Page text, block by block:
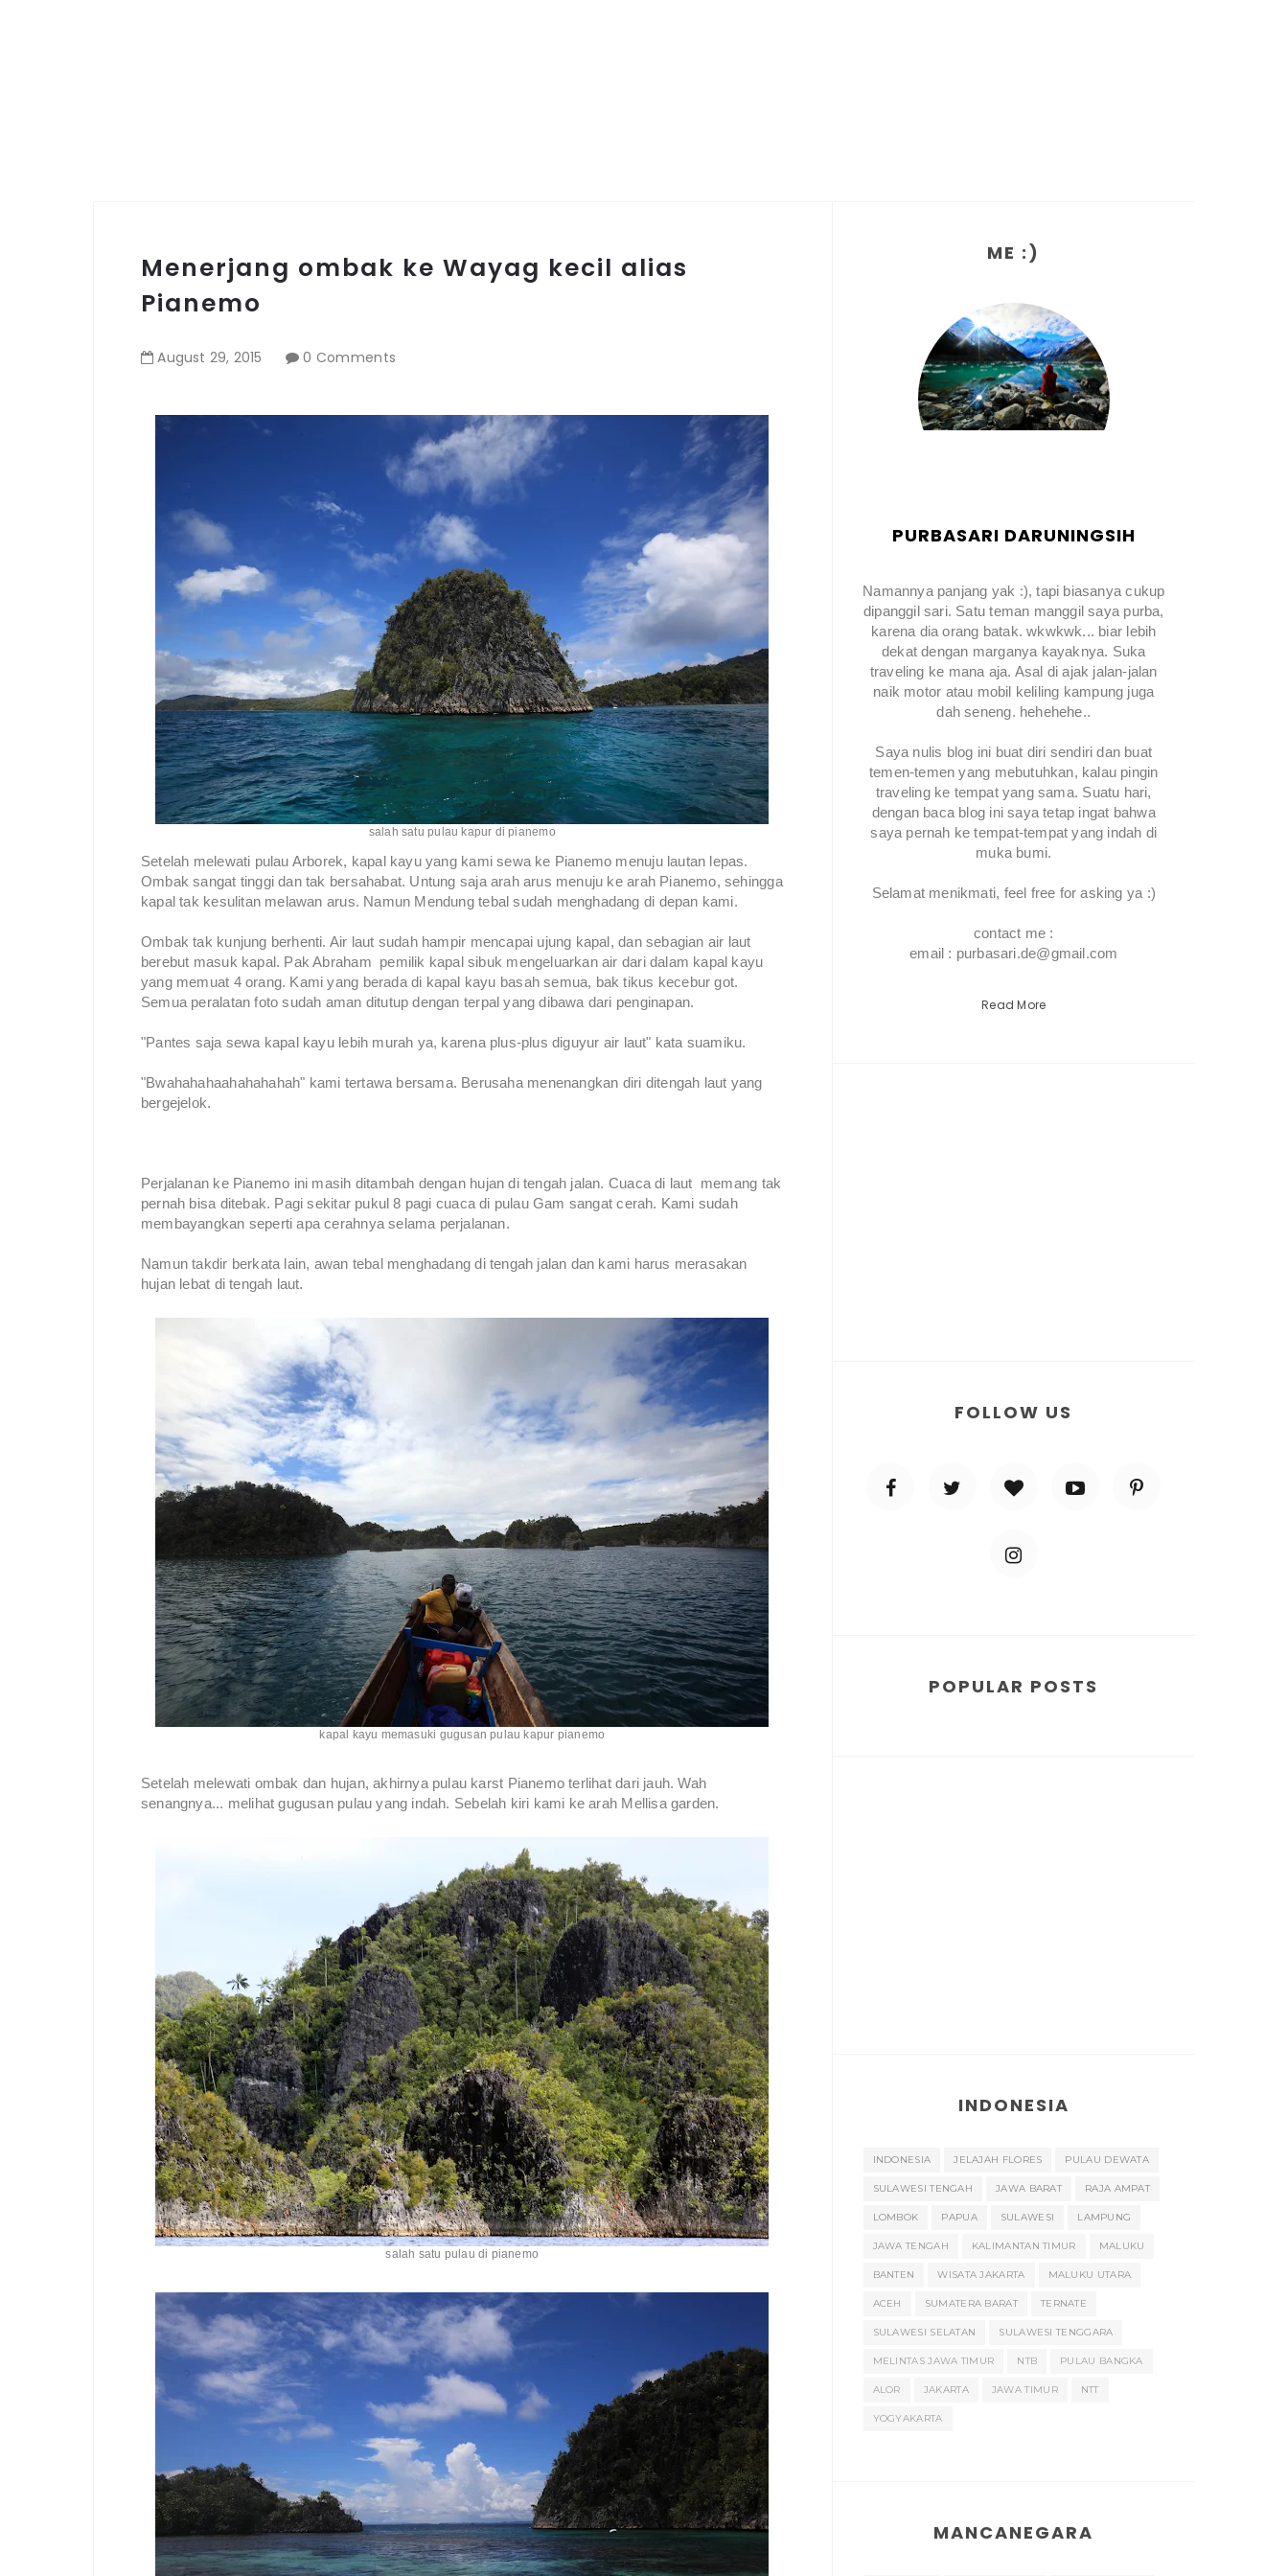
Menerjang ombak ke Wayag kecil alias
Pianemo
August 29, 2015 0 Comments
salah satu pulau kapur di pianemo
Setelah melewati pulau Arborek, kapal kayu yang kami sewa ke Pianemo menuju lautan lepas.
Ombak sangat tinggi dan tak bersahabat. Untung saja arah arus menuju ke arah Pianemo, sehingga
kapal tak kesulitan melawan arus. Namun Mendung tebal sudah menghadang di depan kami.
Ombak tak kunjung berhenti. Air laut sudah hampir mencapai ujung kapal, dan sebagian air laut
berebut masuk kapal. Pak Abraham pemilik kapal sibuk mengeluarkan air dari dalam kapal kayu
yang memuat 4 orang. Kami yang berada di kapal kayu basah semua, bak tikus kecebur got.
Semua peralatan foto sudah aman ditutup dengan terpal yang dibawa dari penginapan.
"Pantes saja sewa kapal kayu lebih murah ya, karena plus-plus diguyur air laut" kata suamiku.
"Bwahahahaahahahahah" kami tertawa bersama. Berusaha menenangkan diri ditengah laut yang
bergejelok.
Perjalanan ke Pianemo ini masih ditambah dengan hujan di tengah jalan. Cuaca di laut memang tak
pernah bisa ditebak. Pagi sekitar pukul 8 pagi cuaca di pulau Gam sangat cerah. Kami sudah
membayangkan seperti apa cerahnya selama perjalanan.
Namun takdir berkata lain, awan tebal menghadang di tengah jalan dan kami harus merasakan
hujan lebat di tengah laut.
kapal kayu memasuki gugusan pulau kapur pianemo
Setelah melewati ombak dan hujan, akhirnya pulau karst Pianemo terlihat dari jauh. Wah
senangnya... melihat gugusan pulau yang indah. Sebelah kiri kami ke arah Mellisa garden.
salah satu pulau di pianemo
ME :)
PURBASARI DARUNINGSIH
Namannya panjang yak :), tapi biasanya cukup
dipanggil sari. Satu teman manggil saya purba,
karena dia orang batak. wkwkwk... biar lebih
dekat dengan marganya kayaknya. Suka
traveling ke mana aja. Asal di ajak jalan-jalan
naik motor atau mobil keliling kampung juga
dah seneng. hehehehe..
Saya nulis blog ini buat diri sendiri dan buat
temen-temen yang mebutuhkan, kalau pingin
traveling ke tempat yang sama. Suatu hari,
dengan baca blog ini saya tetap ingat bahwa
saya pernah ke tempat-tempat yang indah di
muka bumi.
Selamat menikmati, feel free for asking ya :)
contact me :
email : purbasari.de@gmail.com
Read More
FOLLOW US
POPULAR POSTS
INDONESIA
INDONESIA JELAJAH FLORES PULAU DEWATA
SULAWESI TENGAH JAWA BARAT RAJA AMPAT
LOMBOK PAPUA SULAWESI LAMPUNG
JAWA TENGAH KALIMANTAN TIMUR MALUKU
BANTEN WISATA JAKARTA MALUKU UTARA
ACEH SUMATERA BARAT TERNATE
SULAWESI SELATAN SULAWESI TENGGARA
MELINTAS JAWA TIMUR NTB PULAU BANGKA
ALOR JAKARTA JAWA TIMUR NTT
YOGYAKARTA
MANCANEGARA